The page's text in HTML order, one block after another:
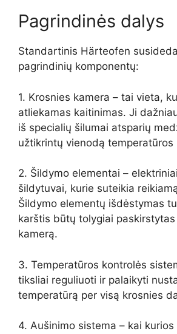
Pagrindinės dalys
Standartinis Härteofen
pagrindinių komponentų:
1. Krosnies kamera – tai vieta,
atliekamas kaitinimas. Ji
iš specialių šilumai atsparių
užtikrintų vienodą temperatūros
2. Šildymo elementai –
šildytuvai, kurie suteikia
Šildymo elementų išdėstymas
karštis būtų tolygiai paskirstytas
kamerą.
3. Temperatūros kontrolės
tiksliai reguliuoti ir palaikyti
temperatūrą per visą krosnies
4. Aušinimo sistema – kai